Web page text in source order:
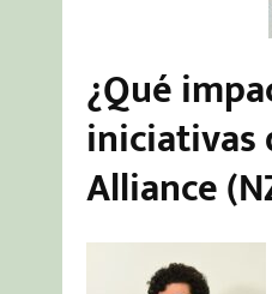
¿Qué
iniciativas
Alliance